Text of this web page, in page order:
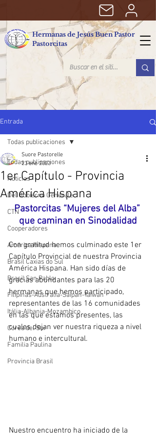
Hermanas de Jesús Buen Pastor
Pastorcitas
Entrada
Todas publicaciones
Noticias
Del Gobierno Generale
CTN
Cooperadores
América Hispana
Brasil Caxias do Sul
Brasil San Pablo
Filipinas-Australia-Saipan-Taiwan
Itália-Albania-Mozambico
Corea del Sur
Familia Paulina
Provincia Brasil
Todas publicaciones
1er Capítulo - Provincia
América Hispana
Suore Pastorelle
23 ene 2023
Pastorcitas “Mujeres del Alba”
que caminan en Sinodalidad
Con gratitud hemos culminado este 1er
Capítulo Provincial de nuestra Provincia
América Hispana. Han sido días de
gracias abundantes para las 20
hermanas que hemos participado,
representantes de las 16 comunidades
en las que estamos presentes, las
cuales dejan ver nuestra riqueza a nivel
humano e intercultural.
Nuestro encuentro ha iniciado de la